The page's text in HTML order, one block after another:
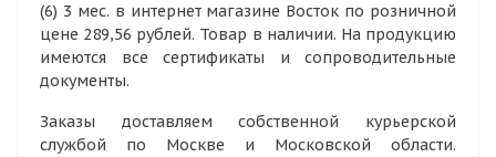
(6) 3 мес. в интернет магазине Восток по розничной
цене 289,56 рублей. Товар в наличии. На продукцию
имеются все сертификаты и сопроводительные
документы.
Заказы доставляем собственной курьерской
службой по Москве и Московской области.